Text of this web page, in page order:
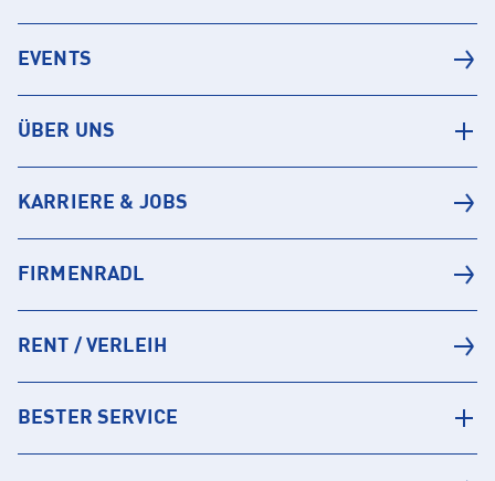
EVENTS
ÜBER UNS
KARRIERE & JOBS
FIRMENRADL
RENT / VERLEIH
BESTER SERVICE